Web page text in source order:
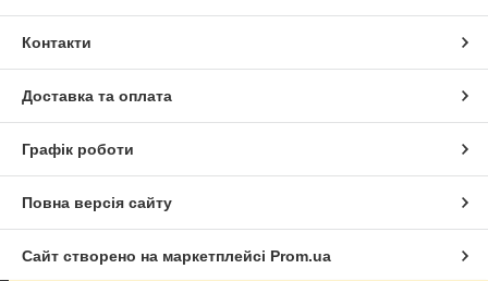
Контакти
Доставка та оплата
Графік роботи
Повна версія сайту
Сайт створено на маркетплейсі Prom.ua